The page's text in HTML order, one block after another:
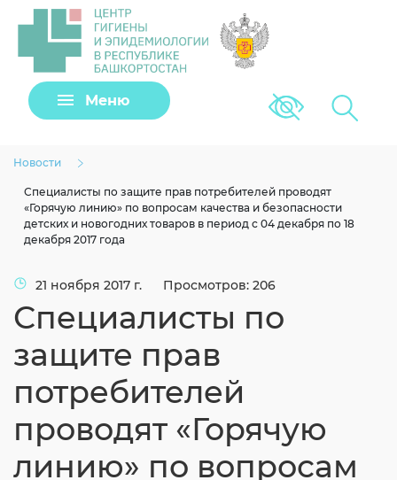
Меню Версия для
Новости
Специалисты по защите прав потребителей проводят
«Горячую линию» по вопросам качества и безопасности
детских и новогодних товаров в период с 04 декабря по 18
декабря 2017 года
21 ноября 2017 г. Просмотров: 206
Специалисты по
защите прав
потребителей
проводят «Горячую
линию» по вопросам
Задать вопрос
Клещи
Загрузить файл
Согласие на обработку личных данных
Введите слово с картинки *: